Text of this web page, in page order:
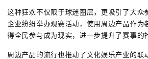
这种狂欢不仅限于球迷圈层，更吸引了大众
企业纷纷举办观赛活动，使用周边产品作为
得全民参与成为现实，进一步提升了赛事的
周边产品的流行也推动了文化娱乐产业的联